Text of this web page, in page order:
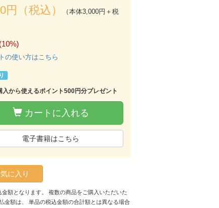
円（税込）
（本体3,000円＋税
の使い方はこちら
入から使えるポイント500円分プレゼント
カートに入れる
電子書籍はこちら
に入り
額となります。 複数の商品をご購入いただいた
金額は、 単品の税込金額の合計額とは異なる場合